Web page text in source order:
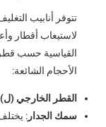
لاستيعاب أقطار
القياسية حسب
الأحجام الشائعة:
القطر الخارجي (ل)
سمك الجدار: